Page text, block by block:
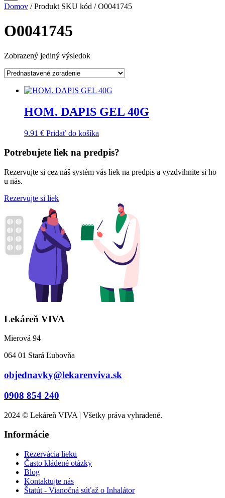
Domov / Produkt SKU kód / O0041745
O0041745
Zobrazený jediný výsledok
HOM. DAPIS GEL 40G
9.91 € Pridať do košíka
Potrebujete liek na predpis?
Rezervujte si cez náš systém vás liek na predpis a vyzdvihnite si ho
u nás.
Rezervujte si liek
Lekáreň VIVA
Mierová 94
064 01 Stará Ľubovňa
objednavky@lekarenviva.sk
0908 854 240
2024 © Lekáreň VIVA | Všetky práva vyhradené.
Informácie
Rezervácia lieku
Často kládené otázky
Blog
Kontaktujte nás
Štatút - Vianočná súťaž o Inhalátor